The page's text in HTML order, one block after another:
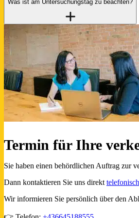
Was ist am Untersuchungstag zu beachten?
Termin für Ihre
Sie haben einen behördlichen Auftrag zur
Dann kontaktieren Sie uns direkt telefonisch
Wir informieren Sie persönlich über den